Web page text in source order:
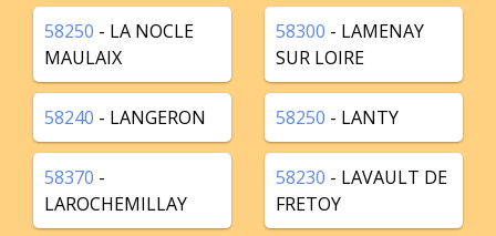
58250 - LA NOCLE
MAULAIX
58300 - LAMENAY
SUR LOIRE
58240 - LANGERON 58250 - LANTY
58370 -
LAROCHEMILLAY
58230 - LAVAULT DE
FRETOY